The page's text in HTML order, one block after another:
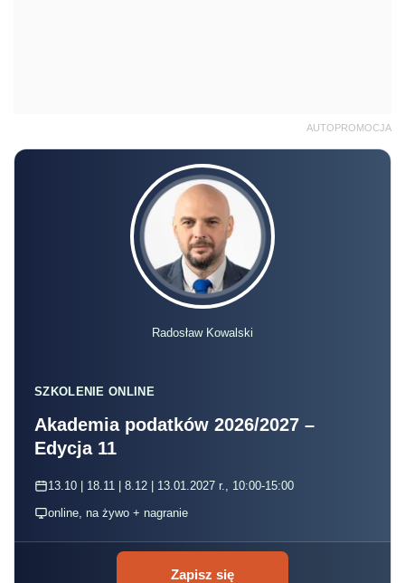
AUTOPROMOCJA
Radosław Kowalski
SZKOLENIE ONLINE
Akademia podatków 2026/2027 –
Edycja 11
13.10 | 18.11 | 8.12 | 13.01.2027 r., 10:00-15:00
online, na żywo + nagranie
Zapisz się